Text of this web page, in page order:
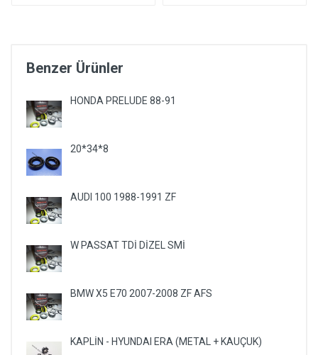
Benzer Ürünler
HONDA PRELUDE 88-91
20*34*8
AUDI 100 1988-1991 ZF
W PASSAT TDİ DİZEL SMİ
BMW X5 E70 2007-2008 ZF AFS
KAPLİN - HYUNDAI ERA (METAL + KAUÇUK)